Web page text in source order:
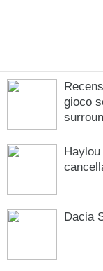
gioco
Dacia